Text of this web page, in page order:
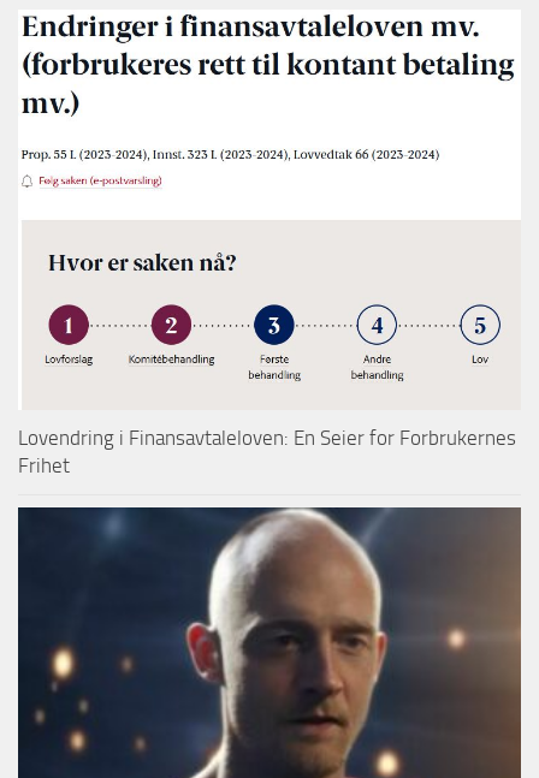
Lovendring i Finansavtaleloven: En Seier for Forbrukernes
Frihet